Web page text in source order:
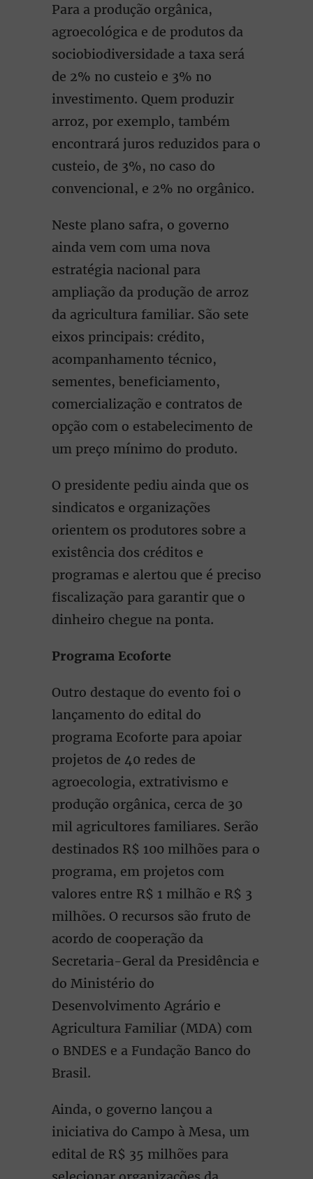
Para a produção orgânica,
agroecológica e de produtos da
sociobiodiversidade a taxa será
de 2% no custeio e 3% no
investimento. Quem produzir
arroz, por exemplo, também
encontrará juros reduzidos para o
custeio, de 3%, no caso do
convencional, e 2% no orgânico.
Neste plano safra, o governo
ainda vem com uma nova
estratégia nacional para
ampliação da produção de arroz
da agricultura familiar. São sete
eixos principais: crédito,
acompanhamento técnico,
sementes, beneficiamento,
comercialização e contratos de
opção com o estabelecimento de
um preço mínimo do produto.
O presidente pediu ainda que os
sindicatos e organizações
orientem os produtores sobre a
existência dos créditos e
programas e alertou que é preciso
fiscalização para garantir que o
dinheiro chegue na ponta.
Programa Ecoforte
Outro destaque do evento foi o
lançamento do edital do
programa Ecoforte para apoiar
projetos de 40 redes de
agroecologia, extrativismo e
produção orgânica, cerca de 30
mil agricultores familiares. Serão
destinados R$ 100 milhões para o
programa, em projetos com
valores entre R$ 1 milhão e R$ 3
milhões. O recursos são fruto de
acordo de cooperação da
Secretaria-Geral da Presidência e
do Ministério do
Desenvolvimento Agrário e
Agricultura Familiar (MDA) com
o BNDES e a Fundação Banco do
Brasil.
Ainda, o governo lançou a
iniciativa do Campo à Mesa, um
edital de R$ 35 milhões para